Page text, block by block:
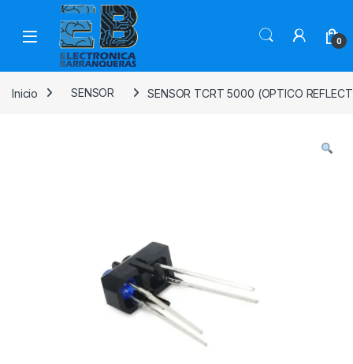
0
Inicio SENSOR SENSOR TCRT 5000 (OPTICO